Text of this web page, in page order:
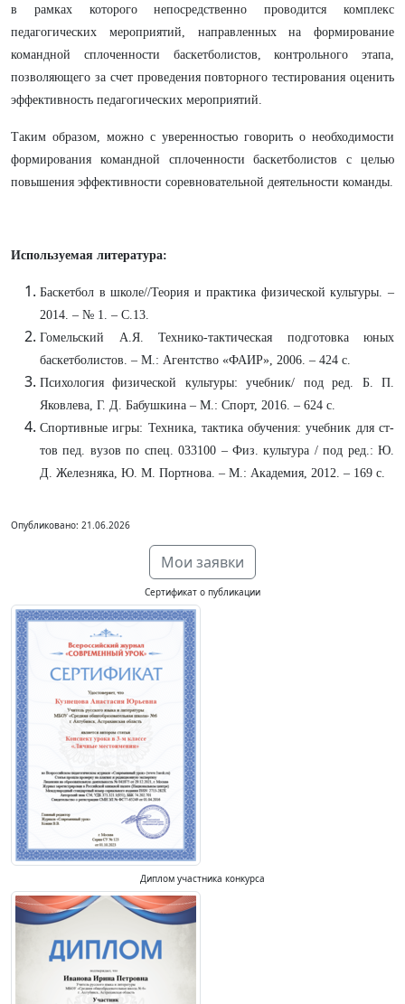
в рамках которого непосредственно проводится комплекс
педагогических мероприятий, направленных на формирование
командной сплоченности баскетболистов, контрольного этапа,
позволяющего за счет проведения повторного тестирования оценить
эффективность педагогических мероприятий.
Таким образом, можно с уверенностью говорить о необходимости
формирования командной сплоченности баскетболистов с целью
повышения эффективности соревновательной деятельности команды.
Используемая литература:
Баскетбол в школе//Теория и практика физической культуры. –
2014. – № 1. – С.13.
Гомельский А.Я. Технико-тактическая подготовка юных
баскетболистов. – М.: Агентство «ФАИР», 2006. – 424 с.
Психология физической культуры: учебник/ под ред. Б. П.
Яковлева, Г. Д. Бабушкина – М.: Спорт, 2016. – 624 с.
Спортивные игры: Техника, тактика обучения: учебник для ст-
тов пед. вузов по спец. 033100 – Физ. культура / под ред.: Ю.
Д. Железняка, Ю. М. Портнова. – М.: Академия, 2012. – 169 с.
Опубликовано: 21.06.2026
Мои заявки
Сертификат о публикации
Диплом участника конкурса